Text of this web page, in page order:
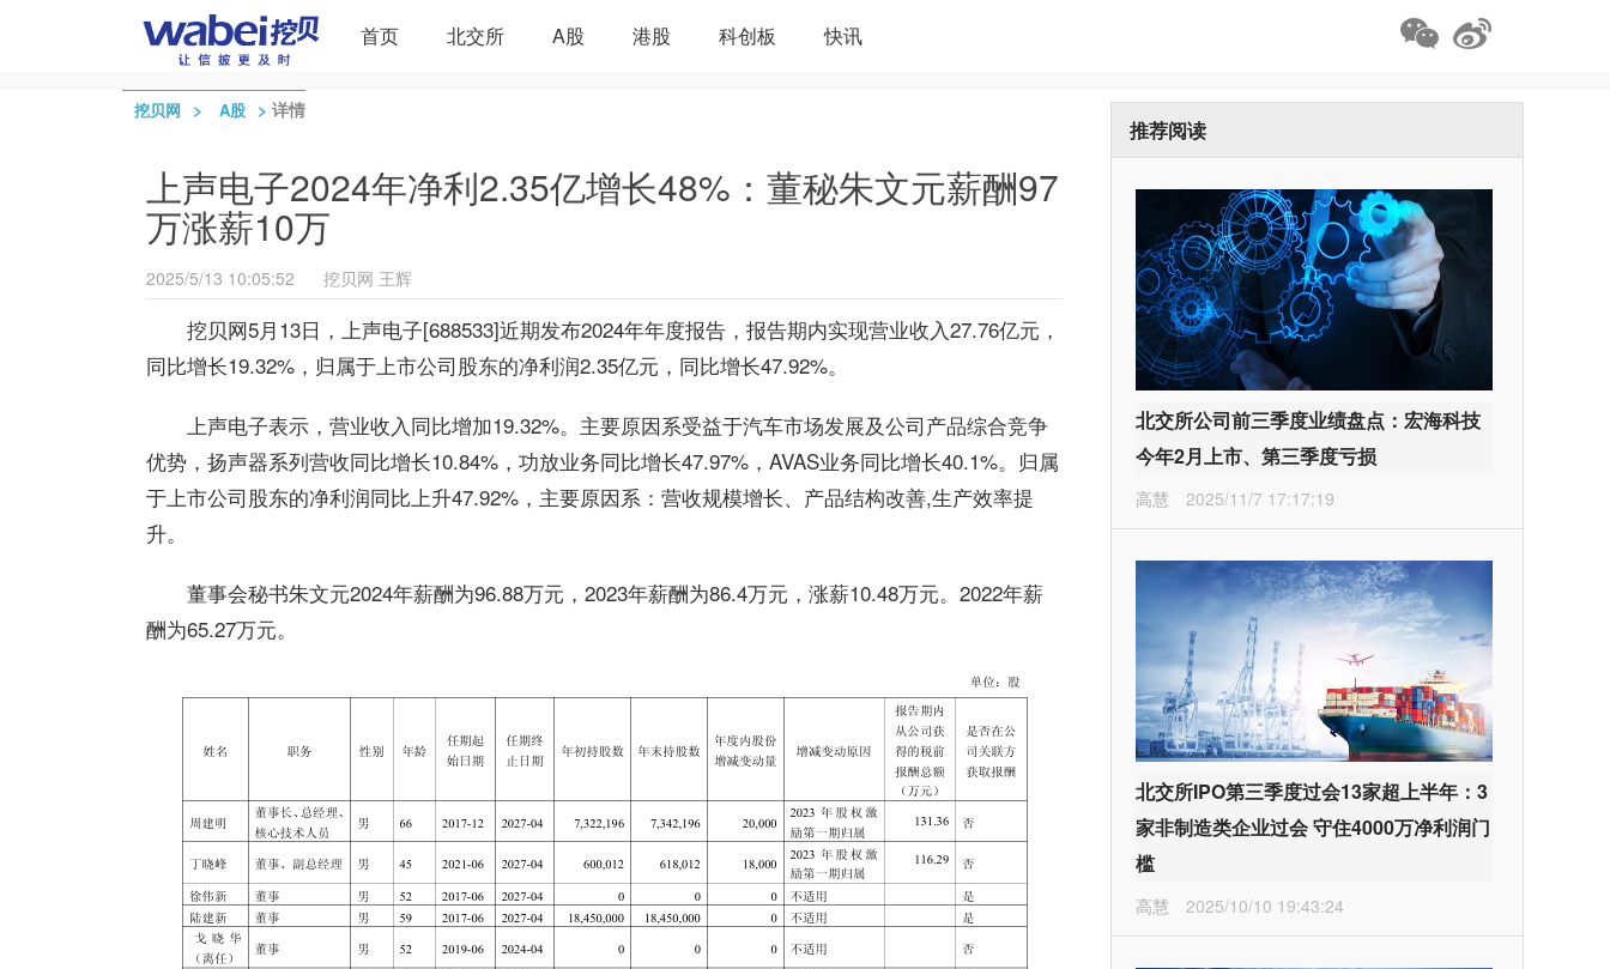
首页 北交所 A股 港股 科创板 快讯
挖贝网 > A股 > 详情
上声电子2024年净利2.35亿增长48%：董秘朱文元薪酬97
万涨薪10万
2025/5/13 10:05:52 挖贝网 王辉
挖贝网5月13日，上声电子[688533]近期发布2024年年度报告，报告期内实现营业收入27.76亿元，
同比增长19.32%，归属于上市公司股东的净利润2.35亿元，同比增长47.92%。
上声电子表示，营业收入同比增加19.32%。主要原因系受益于汽车市场发展及公司产品综合竞争
优势，扬声器系列营收同比增长10.84%，功放业务同比增长47.97%，AVAS业务同比增长40.1%。归属
于上市公司股东的净利润同比上升47.92%，主要原因系：营收规模增长、产品结构改善,生产效率提
升。
董事会秘书朱文元2024年薪酬为96.88万元，2023年薪酬为86.4万元，涨薪10.48万元。2022年薪
酬为65.27万元。
推荐阅读
北交所公司前三季度业绩盘点：宏海科技
今年2月上市、第三季度亏损
高慧 2025/11/7 17:17:19
北交所IPO第三季度过会13家超上半年：3
家非制造类企业过会 守住4000万净利润门
槛
高慧 2025/10/10 19:43:24